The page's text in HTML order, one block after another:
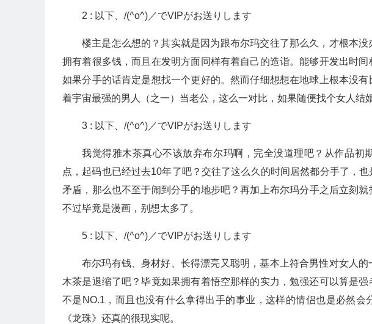
2 : 以下、/(^o^)／でVIPがお送りします
楼主是怎么想的？其实就是因为跟布尔玛交往了那么久，才根本
拥有着很多钱，而且在发明方面同样有着自己的造诣。能够开发出时
如果分手的话肯定是想找一个更好的。然而仔细想想在地球上根本没
着宇宙最强的男人（之一）当老公，这么一对比，如果随便找个女人结
3 : 以下、/(^o^)／でVIPがお送りします
我觉得雅木茶真心不该放弃布尔玛啊，完全没道理吧？从作品初
点，起码也已经过去10年了吧？交往了这么久的时间居然都分手了，
矛盾，那么也不至于闹到分手的地步吧？再加上布尔玛分手之后立刻
不过毕竟是漫画，别想太多了。
5 : 以下、/(^o^)／でVIPがお送りします
布尔玛有钱、身材好、长得漂亮又聪明，基本上符合男性对女人
木茶是退缩了吧？毕竟如果拥有着悟空那样的实力，勉强还可以算是
不是NO.1，而且也没有什么拿得出手的事业，这样的情侣也是必然会
《龙珠》还真的很现实呢。